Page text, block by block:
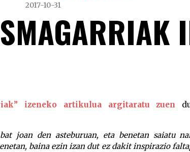
2017-10-31
izeneko artikulua argitaratu zuen
joan den asteburuan, eta benetan saiatu
baina ezin izan dut ez dakit inspirazio